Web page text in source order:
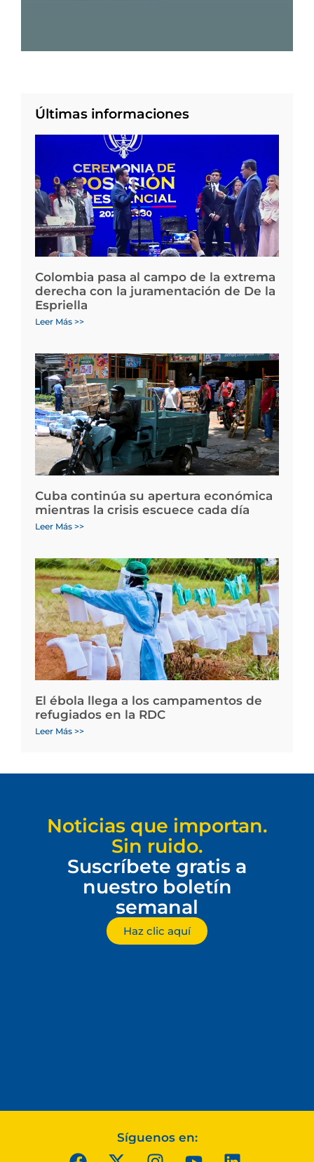
Últimas informaciones
Colombia pasa al campo de la extrema
derecha con la juramentación de De la
Espriella
Leer Más >>
Cuba continúa su apertura económica
mientras la crisis escuece cada día
Leer Más >>
El ébola llega a los campamentos de
refugiados en la RDC
Leer Más >>
Noticias que importan.
Sin ruido.
Suscríbete gratis a
nuestro boletín
semanal
Haz clic aquí
Síguenos en: